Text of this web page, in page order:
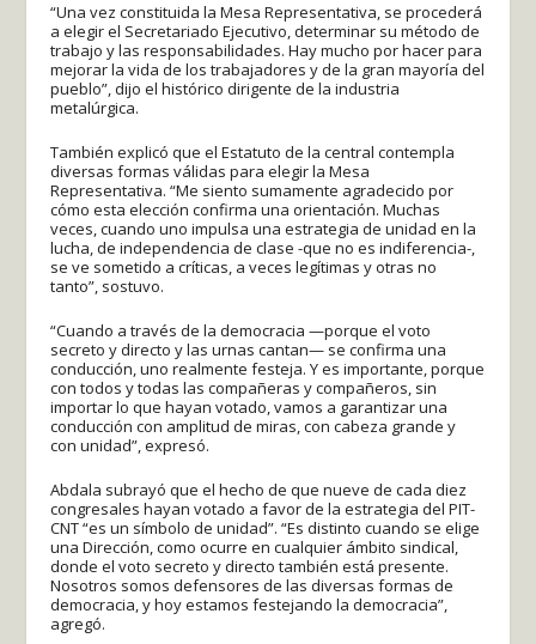
“Una vez constituida la Mesa Representativa, se procederá
a elegir el Secretariado Ejecutivo, determinar su método de
trabajo y las responsabilidades. Hay mucho por hacer para
mejorar la vida de los trabajadores y de la gran mayoría del
pueblo”, dijo el histórico dirigente de la industria
metalúrgica.
También explicó que el Estatuto de la central contempla
diversas formas válidas para elegir la Mesa
Representativa. “Me siento sumamente agradecido por
cómo esta elección confirma una orientación. Muchas
veces, cuando uno impulsa una estrategia de unidad en la
lucha, de independencia de clase -que no es indiferencia-,
se ve sometido a críticas, a veces legítimas y otras no
tanto”, sostuvo.
“Cuando a través de la democracia —porque el voto
secreto y directo y las urnas cantan— se confirma una
conducción, uno realmente festeja. Y es importante, porque
con todos y todas las compañeras y compañeros, sin
importar lo que hayan votado, vamos a garantizar una
conducción con amplitud de miras, con cabeza grande y
con unidad”, expresó.
Abdala subrayó que el hecho de que nueve de cada diez
congresales hayan votado a favor de la estrategia del PIT-
CNT “es un símbolo de unidad”. “Es distinto cuando se elige
una Dirección, como ocurre en cualquier ámbito sindical,
donde el voto secreto y directo también está presente.
Nosotros somos defensores de las diversas formas de
democracia, y hoy estamos festejando la democracia”,
agregó.